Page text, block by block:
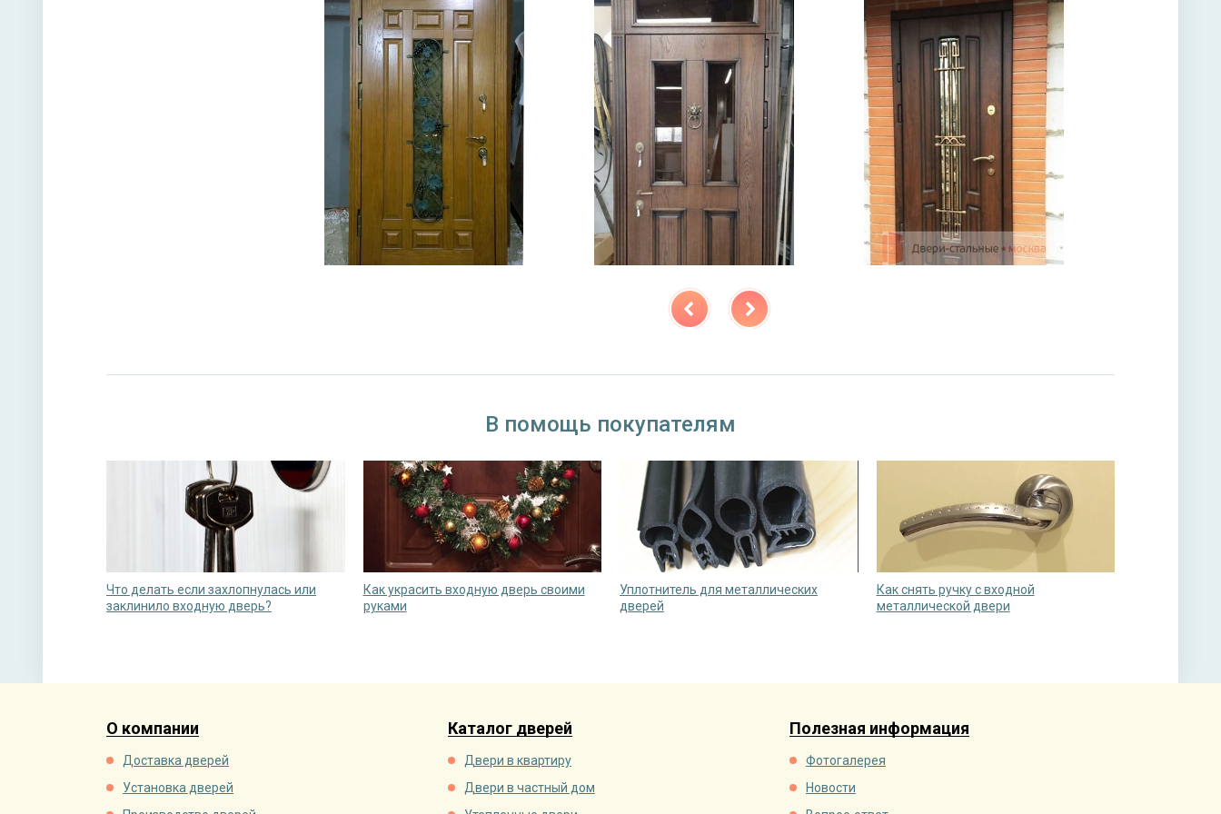
Угол открывания
В помощь покупателям
Что делать если захлопнулась или
заклинило входную дверь?
Как украсить входную дверь своими
руками
Уплотнитель для металлических
дверей
Как снять ручку с входной
металлической двери
О компании
Доставка дверей
Установка дверей
Каталог дверей
Двери в квартиру
Двери в частный дом
Полезная информация
Фотогалерея
Новости